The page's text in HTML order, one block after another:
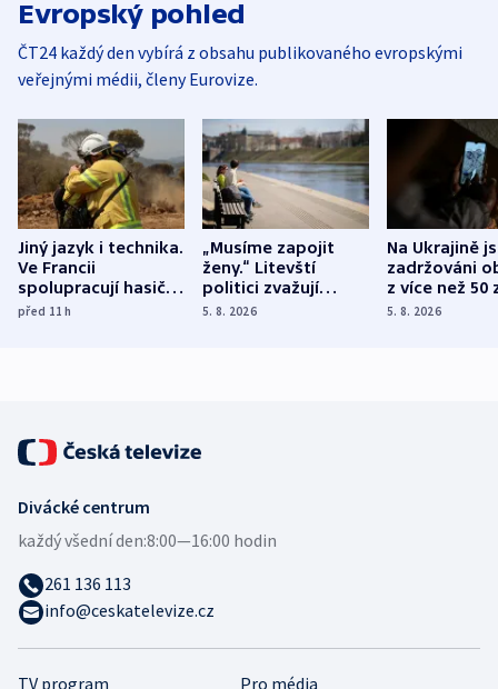
Evropský pohled
ČT24 každý den vybírá z obsahu publikovaného evropskými
veřejnými médii, členy Eurovize.
Jiný jazyk i technika.
Ve Francii
spolupracují hasiči z
různých zemí
před 11h
„Musíme zapojit
ženy.“ Litevští
politici zvažují
dohodu o
5. 8. 2026
Na Ukrajině
zadržováni
z více než 50
Bojovali na
5. 8. 2026
TV program Pro média
Divácké centrum
každý všední den:8:00—16:00 hodin
261 136 113
info@ceskatelevize.cz